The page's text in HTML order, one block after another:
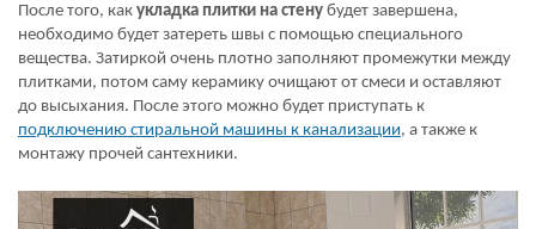
После того, как укладка плитки на стену будет завершена,
необходимо будет затереть швы с помощью специального
вещества. Затиркой очень плотно заполняют промежутки между
плитками, потом саму керамику очищают от смеси и оставляют
до высыхания. После этого можно будет приступать к
подключению стиральной машины к канализации, а также к
монтажу прочей сантехники.